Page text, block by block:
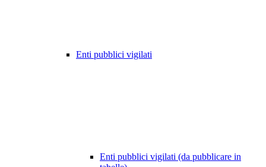
Enti pubblici vigilati
Enti pubblici vigilati (da pubblicare in